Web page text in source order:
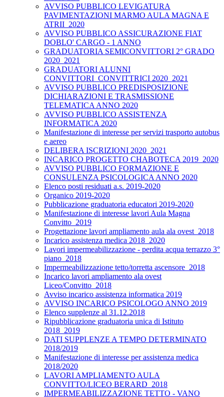
AVVISO PUBBLICO LEVIGATURA
PAVIMENTAZIONI MARMO AULA MAGNA E
ATRII_2020
AVVISO PUBBLICO ASSICURAZIONE FIAT
DOBLO' CARGO - 1 ANNO
GRADUATORIA SEMICONVITTORI 2° GRADO
2020_2021
GRADUATORI ALUNNI
CONVITTORI_CONVITTRICI 2020_2021
AVVISO PUBBLICO PREDISPOSIZIONE
DICHIARAZIONI E TRASMISSIONE
TELEMATICA ANNO 2020
AVVISO PUBBLICO ASSISTENZA
INFORMATICA 2020
Manifestazione di interesse per servizi trasporto autobus
e aereo
DELIBERA ISCRIZIONI 2020_2021
INCARICO PROGETTO CHABOTECA 2019_2020
AVVISO PUBBLICO FORMAZIONE E
CONSULENZA PSICOLOGICA ANNO 2020
Elenco posti residuati a.s. 2019-2020
Organico 2019-2020
Pubblicazione graduatoria educatori 2019-2020
Manifestazione di interesse lavori Aula Magna
Convitto_2019
Progettazione lavori ampliamento aula ala ovest_2018
Incarico assistenza medica 2018_2020
Lavori impermeabilizzazione - perdita acqua terrazzo 3°
piano_2018
Impermeabilizzazione tetto/torretta ascensore_2018
Incarico lavori ampliamento ala ovest
Liceo/Convitto_2018
Avviso incarico assistenza informatica 2019
AVVISO INCARICO PSICOLOGO ANNO 2019
Elenco supplenze al 31.12.2018
Ripubblicazione graduatoria unica di Istituto
2018_2019
DATI SUPPLENZE A TEMPO DETERMINATO
2018/2019
Manifestazione di interesse per assistenza medica
2018/2020
LAVORI AMPLIAMENTO AULA
CONVITTO/LICEO BERARD_2018
IMPERMEABILIZZAZIONE TETTO - VANO